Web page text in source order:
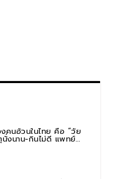
คนอ้วนในไทย คือ “วัย
นั่งนาน-กินไม่ดี แพทย์
โยธิน เตือน “อย่าดูแค่เลข